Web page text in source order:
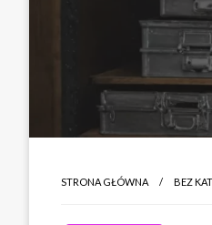
STRONA GŁÓWNA BEZ